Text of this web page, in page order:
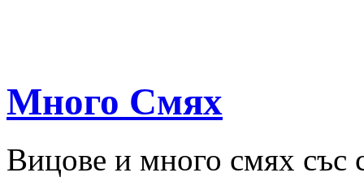
Много Смях
Вицове и много смях със